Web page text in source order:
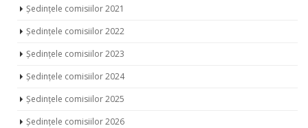
Ședințele comisiilor 2021
Ședințele comisiilor 2022
Ședințele comisiilor 2023
Ședințele comisiilor 2024
Ședințele comisiilor 2025
Ședințele comisiilor 2026